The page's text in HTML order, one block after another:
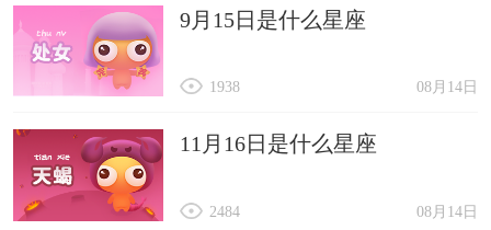
9月15日是什么星座
08月14日
1938
11月16日是什么星座
08月14日
2484